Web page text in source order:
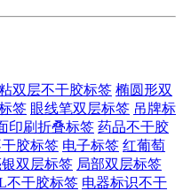
双层不干胶标签 椭圆形双
签 眼线笔双层标签 吊牌标
印刷折叠标签 药品不干胶
胶标签 电子标签 红葡萄
双层标签 局部双层标签
不干胶标签 电器标识不干